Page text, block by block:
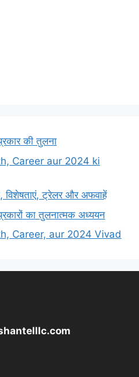
की तुलना
Career aur 2024 ki
ट्रेलर और अफवाहें
का तुलनात्मक अध्ययन
Career, aur 2024 Vivad